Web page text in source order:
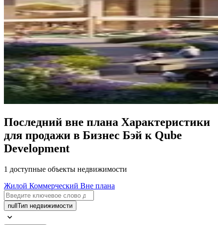
Последний вне плана Характеристики
для продажи в Бизнес Бэй к Qube
Development
1 доступные объекты недвижимости
Жилой Коммерческий Вне плана
null Тип недвижимости